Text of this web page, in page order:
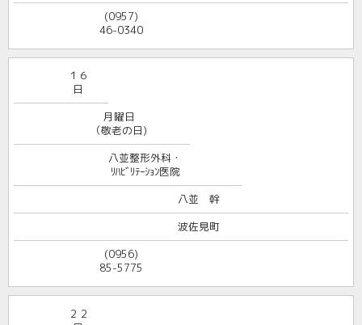
(0957)
46-0340
１６
日
月曜日
（敬老の日)
八並整形外科・
ﾘﾊﾋﾞﾘﾃｰｼｮﾝ医院
八並 幹
波佐見町
(0956)
85-5775
２２